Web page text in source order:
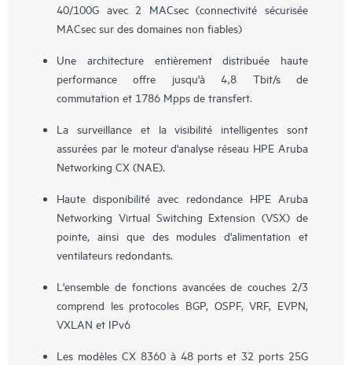
40/100G avec 2 MACsec (connectivité sécurisée
MACsec sur des domaines non fiables)
Une architecture entièrement distribuée haute
performance offre jusqu'à 4,8 Tbit/s de
commutation et 1786 Mpps de transfert.
La surveillance et la visibilité intelligentes sont
assurées par le moteur d'analyse réseau HPE Aruba
Networking CX (NAE).
Haute disponibilité avec redondance HPE Aruba
Networking Virtual Switching Extension (VSX) de
pointe, ainsi que des modules d'alimentation et
ventilateurs redondants.
L'ensemble de fonctions avancées de couches 2/3
comprend les protocoles BGP, OSPF, VRF, EVPN,
VXLAN et IPv6
Les modèles CX 8360 à 48 ports et 32 ports 25G